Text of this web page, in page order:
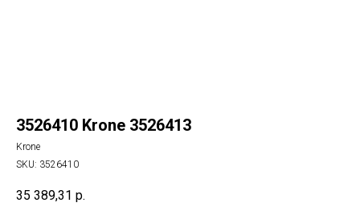
3526410 Krone 3526413
Krone
SKU: 3526410
35 389,31 р.